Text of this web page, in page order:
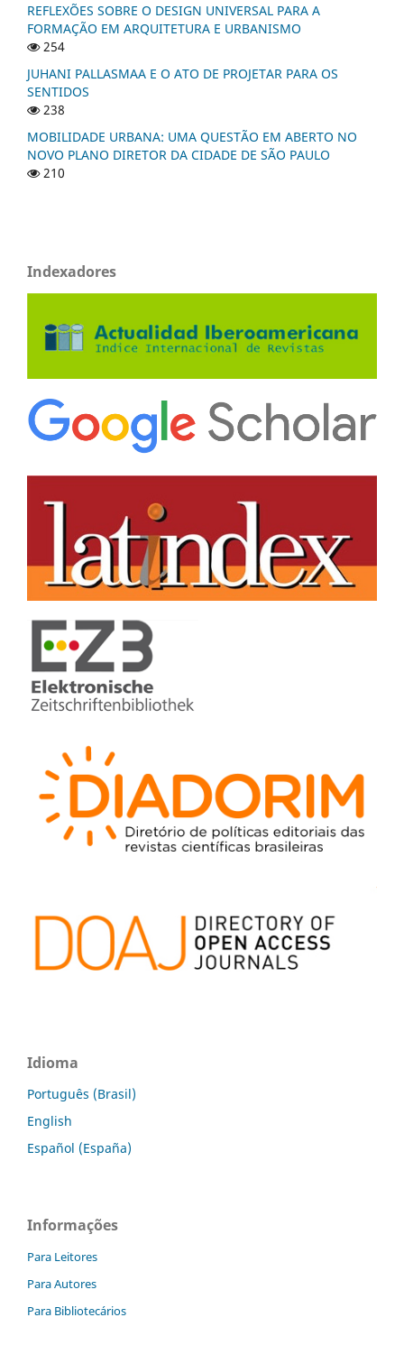
REFLEXÕES SOBRE O DESIGN UNIVERSAL PARA A
FORMAÇÃO EM ARQUITETURA E URBANISMO
254
JUHANI PALLASMAA E O ATO DE PROJETAR PARA OS
SENTIDOS
238
MOBILIDADE URBANA: UMA QUESTÃO EM ABERTO NO
NOVO PLANO DIRETOR DA CIDADE DE SÃO PAULO
210
Indexadores
Idioma
Português (Brasil)
English
Español (España)
Informações
Para Leitores
Para Autores
Para Bibliotecários